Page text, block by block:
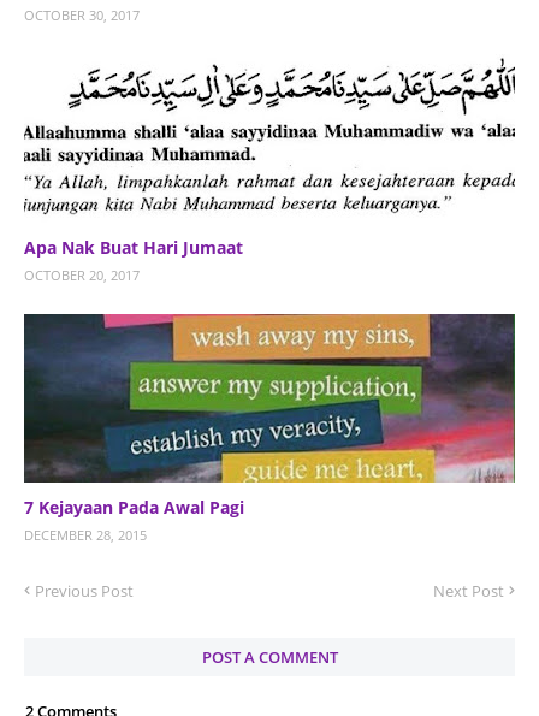
OCTOBER 30, 2017
Apa Nak Buat Hari Jumaat
OCTOBER 20, 2017
7 Kejayaan Pada Awal Pagi
DECEMBER 28, 2015
Previous Post Next Post
POST A COMMENT
2 Comments